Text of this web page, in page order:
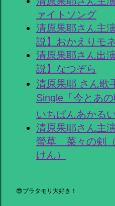
ァイトソング
清原果耶さん主
説】おかえりモネ
清原果耶さん出
説】なつぞら
清原果耶 さん
Single「今とあ
いちばんあかる
清原果耶さん主
螢草 菜々の剣
けん）
😎ブラタモリ大好き！